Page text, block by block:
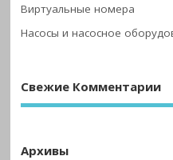
Виртуальные номера
Насосы и насосное
Свежие Комментарии
Архивы